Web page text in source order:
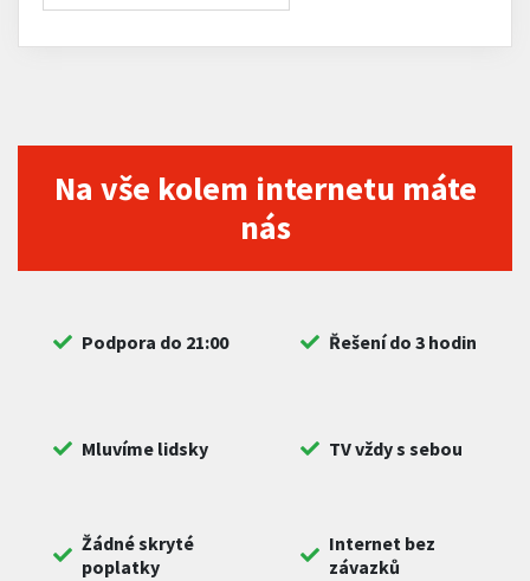
Na vše kolem internetu máte
nás
Podpora do 21:00 Řešení do 3 hodin
Mluvíme lidsky TV vždy s sebou
Žádné skryté
poplatky
Internet bez
závazků